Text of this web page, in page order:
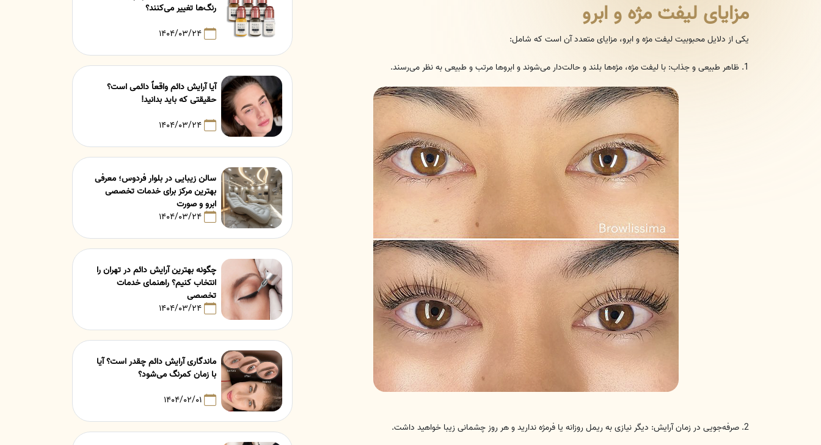
مزایای لیفت مژه و ابرو
یکی از دلایل محبوبیت لیفت مژه و ابرو، مزایای متعدد آن است که شامل:
1. ظاهر طبیعی و جذاب: با لیفت مژه، مژه‌ها بلند و حالت‌دار می‌شوند و ابروها مرتب و طبیعی به نظر می‌رسند.
2. صرفه‌جویی در زمان آرایش: دیگر نیازی به ریمل روزانه یا فرمژه ندارید و هر روز چشمانی زیبا خواهید داشت.
رنگ‌ها تغییر می‌کنند؟
۱۴۰۴/۰۳/۲۴
آیا آرایش دائم واقعاً دائمی است؟
حقیقتی که باید بدانید!
۱۴۰۴/۰۳/۲۴
سالن زیبایی در بلوار فردوس؛ معرفی
بهترین مرکز برای خدمات تخصصی
ابرو و صورت
۱۴۰۴/۰۳/۲۴
چگونه بهترین آرایش دائم در تهران را
انتخاب کنیم؟ راهنمای خدمات
تخصصی
۱۴۰۴/۰۳/۲۴
ماندگاری آرایش دائم چقدر است؟ آیا
با زمان کمرنگ می‌شود؟
۱۴۰۴/۰۲/۰۱